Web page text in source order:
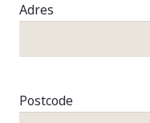
Adres
Postcode